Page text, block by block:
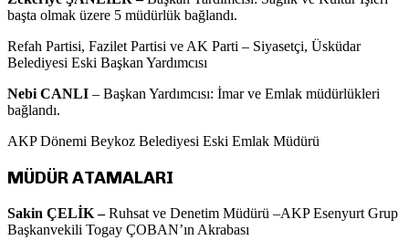
başta olmak üzere 5 müdürlük bağlandı.
Refah Partisi, Fazilet Partisi ve AK Parti – Siyasetçi, Üsküdar
Belediyesi Eski Başkan Yardımcısı
Nebi CANLI – Başkan Yardımcısı: İmar ve Emlak müdürlükleri
bağlandı.
AKP Dönemi Beykoz Belediyesi Eski Emlak Müdürü
MÜDÜR ATAMALARI
Sakin ÇELİK –Ruhsat ve Denetim Müdürü –AKP Esenyurt Grup
Başkanvekili Togay ÇOBAN’ın Akrabası